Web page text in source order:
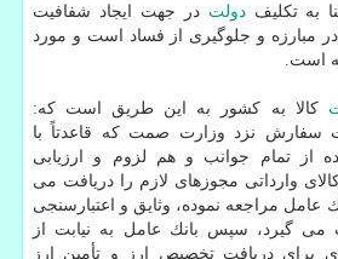
دولت در جهت ایجاد شفافیت
مبارزه و جلوگیری از فساد است و مورد
است.
كالا به كشور به این طریق است كه:
سفارش نزد وزارت صمت كه قاعدتاً با
از تمام جوانب و هم لزوم و ارزیابی
وارداتی مجوزهای لازم را دریافت می
عامل مراجعه نموده، وثایق و اعتبارسنجی
گیرد، سپس بانك عامل به نیابت از
برای دریافت تخصیص ارز و تأمین ارز